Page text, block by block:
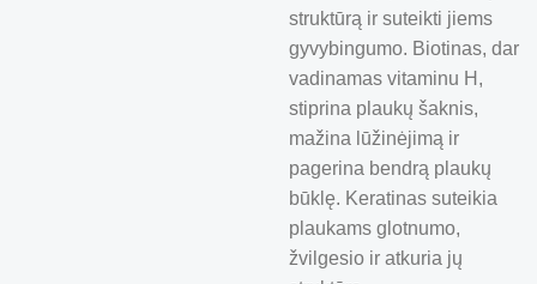
struktūrą ir suteikti jiems
gyvybingumo. Biotinas, dar
vadinamas vitaminu H,
stiprina plaukų šaknis,
mažina lūžinėjimą ir
pagerina bendrą plaukų
būklę. Keratinas suteikia
plaukams glotnumo,
žvilgesio ir atkuria jų